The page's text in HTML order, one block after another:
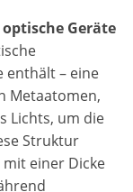
Geräte
enthält – eine
Metaatomen,
Lichts, um die
Struktur
einer Dicke